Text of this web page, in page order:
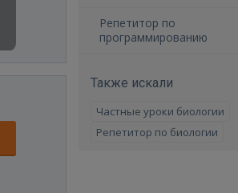
Репетитор по
программированию
Также искали
Частные уроки биологии
Репетитор по биологии